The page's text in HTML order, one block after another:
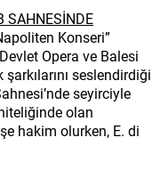
SAHNESİNDE
Konseri”
Opera ve Balesi
seslendirdiği
seyirciyle
olan
hakim olurken, E. di